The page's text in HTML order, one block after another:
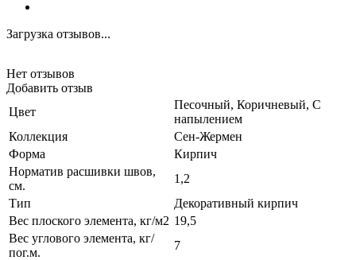
Загрузка отзывов...
Нет отзывов
Добавить отзыв
Цвет
Песочный, Коричневый, С
напылением
Коллекция
Сен-Жермен
Форма
Кирпич
Норматив расшивки швов,
см.
1,2
Тип
Декоративный кирпич
Вес плоского элемента, кг/м2 19,5
Вес углового элемента, кг/
пог.м.
7